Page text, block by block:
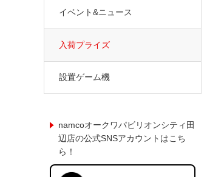
イベント&ニュース
入荷プライズ
設置ゲーム機
namcoオークワパビリオンシティ田
辺店の公式SNSアカウントはこち
ら！